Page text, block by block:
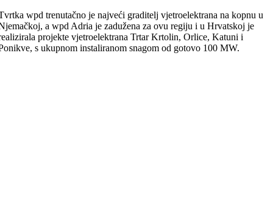
wpd trenutačno je najveći graditelj vjetroelektrana na kopnu u
a wpd Adria je zadužena za ovu regiju i u Hrvatskoj je
projekte vjetroelektrana Trtar Krtolin, Orlice, Katuni i
s ukupnom instaliranom snagom od gotovo 100 MW.